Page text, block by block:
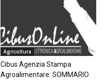
Agricoltura
Cibus Agenzia Stampa
Agroalimentare: SOMMARIO